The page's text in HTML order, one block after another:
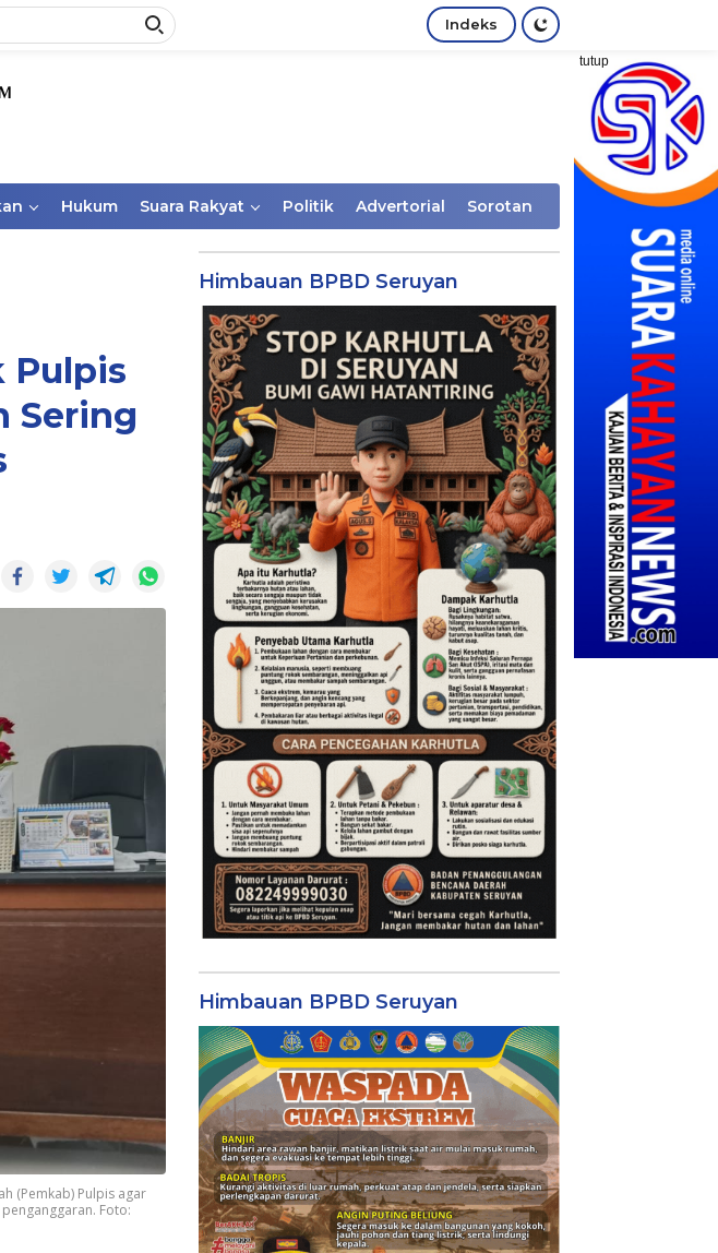
Indeks
tutup
Hukum Suara Rakyat Politik Advertorial Sorotan
Pulpis
Sering
(Pemkab) Pulpis agar
Foto:
Himbauan BPBD Seruyan
Himbauan BPBD Seruyan